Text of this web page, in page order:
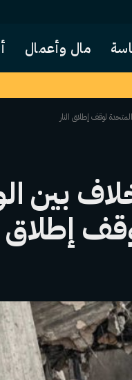
مال وأعمال
لوقف إطلاق النار
بين
إطلاق